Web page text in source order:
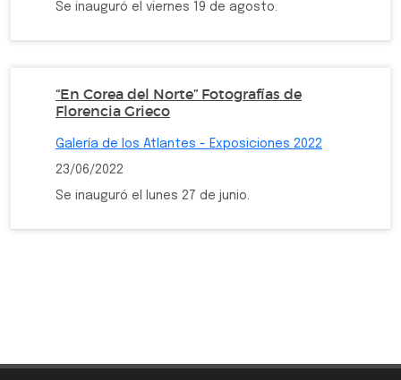
Se inauguró el viernes 19 de agosto.
“En Corea del Norte” Fotografías de
Florencia Grieco
Galería de los Atlantes - Exposiciones 2022
23/06/2022
Se inauguró el lunes 27 de junio.